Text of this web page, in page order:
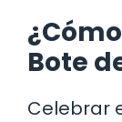
Bote
Celebrar